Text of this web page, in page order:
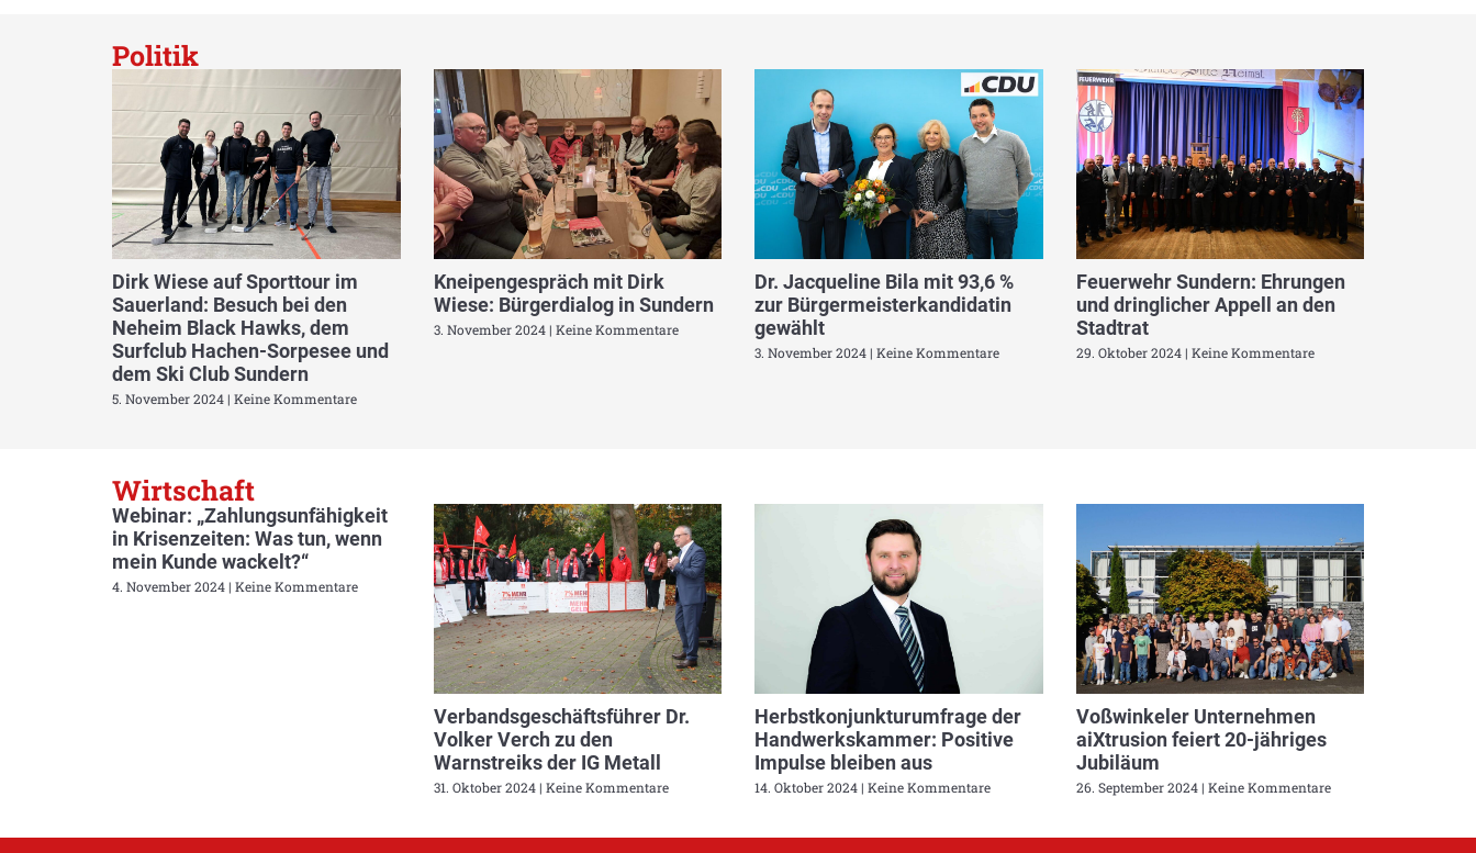
Politik
Dirk Wiese auf Sporttour im
Sauerland: Besuch bei den
Neheim Black Hawks, dem
Surfclub Hachen-Sorpesee und
dem Ski Club Sundern
5. November 2024 Keine Kommentare
Kneipengespräch mit Dirk
Wiese: Bürgerdialog in Sundern
3. November 2024 Keine Kommentare
Dr. Jacqueline Bila mit 93,6 %
zur Bürgermeisterkandidatin
gewählt
3. November 2024 Keine Kommentare
Feuerwehr Sundern: Ehrungen
und dringlicher Appell an den
Stadtrat
29. Oktober 2024 Keine Kommentare
Wirtschaft
Webinar: „Zahlungsunfähigkeit
in Krisenzeiten: Was tun, wenn
mein Kunde wackelt?“
4. November 2024 Keine Kommentare
Verbandsgeschäftsführer Dr.
Volker Verch zu den
Warnstreiks der IG Metall
31. Oktober 2024 Keine Kommentare
Herbstkonjunkturumfrage der
Handwerkskammer: Positive
Impulse bleiben aus
14. Oktober 2024 Keine Kommentare
Voßwinkeler Unternehmen
aiXtrusion feiert 20-jähriges
Jubiläum
26. September 2024 Keine Kommentare